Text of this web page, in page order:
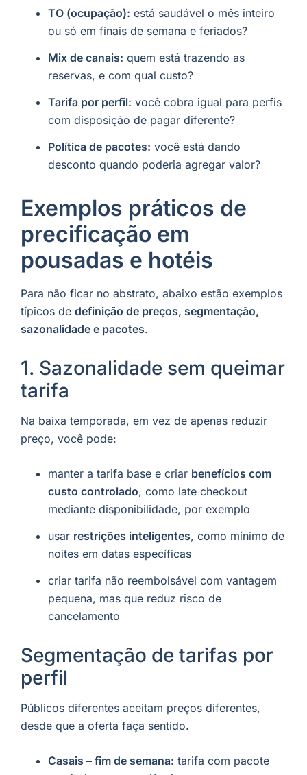
TO (ocupação): está saudável o mês inteiro
ou só em finais de semana e feriados?
Mix de canais: quem está trazendo as
reservas, e com qual custo?
Tarifa por perfil: você cobra igual para perfis
com disposição de pagar diferente?
Política de pacotes: você está dando
desconto quando poderia agregar valor?
Exemplos práticos de
precificação em
pousadas e hotéis
Para não ficar no abstrato, abaixo estão exemplos
típicos de definição de preços, segmentação,
sazonalidade e pacotes.
1. Sazonalidade sem queimar
tarifa
Na baixa temporada, em vez de apenas reduzir
preço, você pode:
manter a tarifa base e criar benefícios com
custo controlado, como late checkout
mediante disponibilidade, por exemplo
usar restrições inteligentes, como mínimo de
noites em datas específicas
criar tarifa não reembolsável com vantagem
pequena, mas que reduz risco de
cancelamento
Segmentação de tarifas por
perfil
Públicos diferentes aceitam preços diferentes,
desde que a oferta faça sentido.
Casais – fim de semana: tarifa com pacote